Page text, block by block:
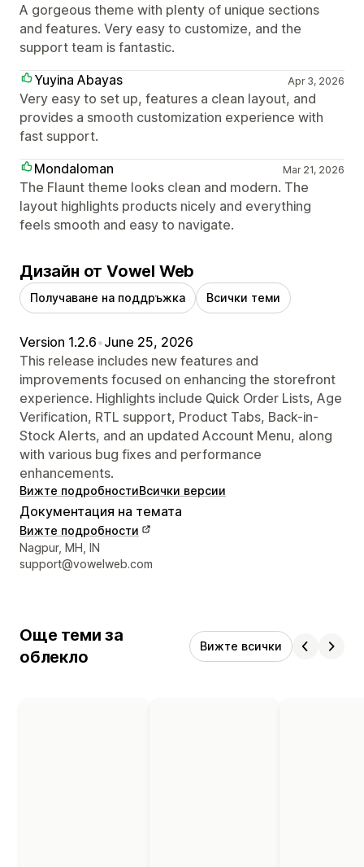
A gorgeous theme with plenty of unique sections
and features. Very easy to customize, and the
support team is fantastic.
Yuyina Abayas
Apr 3, 2026
Very easy to set up, features a clean layout, and
provides a smooth customization experience with
fast support.
Mondaloman
Mar 21, 2026
The Flaunt theme looks clean and modern. The
layout highlights products nicely and everything
feels smooth and easy to navigate.
Дизайн от Vowel Web
Получаване на поддръжка Всички теми
Version 1.2.6•June 25, 2026
This release includes new features and
improvements focused on enhancing the storefront
experience. Highlights include Quick Order Lists, Age
Verification, RTL support, Product Tabs, Back-in-
Stock Alerts, and an updated Account Menu, along
with various bug fixes and performance
enhancements.
Вижте подробностиВсички версии
Документация на темата
Вижте подробности
Данни за връзка с дизайнера
Nagpur, MH, IN
support@vowelweb.com
Още теми за
облекло
Вижте всички